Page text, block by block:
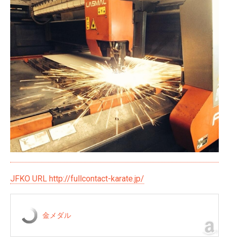
JFKO URL http://fullcontact-karate.jp/
金メダル